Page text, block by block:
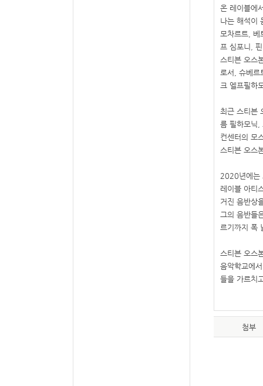
온 레이블에
나는 해석이
모차르트 베
프 심포니
스티븐 오스
로서
슈베르
크 엘프필하
최근 스티븐
름 필하모닉
컨센터의 모
스티븐 오스
2020년에는
레이블 아티
거진 음반상
그의 음반들
르기까지 폭
스티븐 오스
음악학교에
들을 가르치
첨부